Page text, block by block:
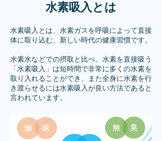
​水素吸入とは
水素吸入とは、水素ガスを呼吸によって直接
体に取り込む、新しい時代の健康習慣です。
水素水などでの摂取と比べ、水素を直接吸う
「水素吸入」は短時間で非常に多くの水素を
取り入れることができ、また全身に水素を行
き渡らせるには水素吸入が良い方法であると
言われています。